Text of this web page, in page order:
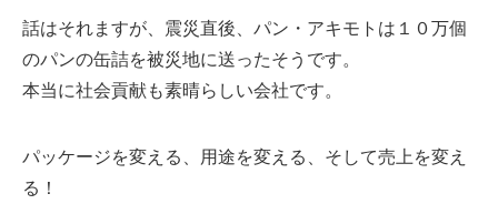
話はそれますが、震災直後、パン・アキモトは１０万個
のパンの缶詰を被災地に送ったそうです。
本当に社会貢献も素晴らしい会社です。
パッケージを変える、用途を変える、そして売上を変え
る！